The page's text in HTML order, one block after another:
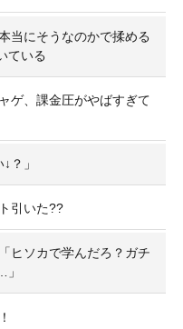
当にそうなのかで揉める
ている
ゲ、課金圧がやばすぎて
？」
引いた??
ヒソカで学んだろ？ガチ